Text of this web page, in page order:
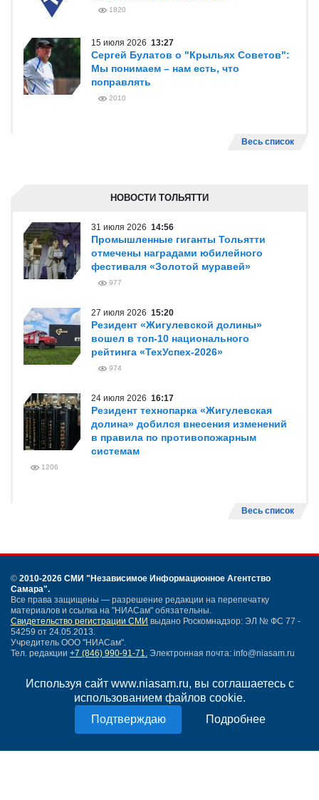
Используя сайт www.niasam.ru, вы соглашаетесь с
использованием файлов cookie.
Подробнее
1820
15 июля 2026 13:27
Сергей Булатов о "Крыльях Советов":
Мы понимаем – нам есть, что
поправлять
2010
Весь список
НОВОСТИ ТОЛЬЯТТИ
31 июля 2026 14:56
Промышленные гиганты Тольятти
отмечены наградами юбилейного
фестиваля «Золотой муравей»
977
27 июля 2026 15:20
Резидент «Жигулевской долины»
вошел в топ-10 национального
рейтинга «ТехУспех-2026»
974
24 июля 2026 16:17
Резидент технопарка «Жигулевская
долина» добился внесения изменений
в правила по противопожарным
системам
1206
Весь список
© 2010-2026 СМИ "Независимое Информационное Агентство
Самара".
Все права защищены — разрешение редакции на перепечатку
материалов и ссылка на "НИАСам" обязательны.
Свидетельство регистрации СМИ выдано Роскомнадзор: ЭЛ № ФС 77 -
54259 от 24.05.2013.
Учредитель ООО "НИАСам".
Тел. редакции +7 (846) 990-91-71. Электронная почта: info@niasam.ru
Карта сайта
Нашли ошибку?
Политика конфиденциальности
Согласие на обработку персональных данных